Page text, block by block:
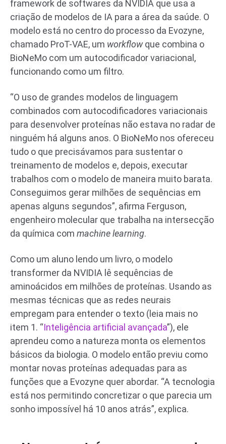
framework de softwares da NVIDIA que usa a
criação de modelos de IA para a área da saúde. O
modelo está no centro do processo da Evozyne,
chamado ProT-VAE, um workflowque combina o
BioNeMo com um autocodificador variacional,
funcionando como um filtro.
“O uso de grandes modelos de linguagem
combinados com autocodificadores variacionais
para desenvolver proteínas não estava no radar de
ninguém há alguns anos. O BioNeMo nos ofereceu
tudo o que precisávamos para sustentar o
treinamento de modelos e, depois, executar
trabalhos com o modelo de maneira muito barata.
Conseguimos gerar milhões de sequências em
apenas alguns segundos”, afirma Ferguson,
engenheiro molecular que trabalha na intersecção
da química com machine learning.
Como um aluno lendo um livro, o modelo
transformer da NVIDIA lê sequências de
aminoácidos em milhões de proteínas. Usando as
mesmas técnicas que as redes neurais
empregam para entender o texto (leia mais no
item 1. “Inteligência artificial avançada”), ele
aprendeu como a natureza monta os elementos
básicos da biologia. O modelo então previu como
montar novas proteínas adequadas para as
funções que a Evozyne quer abordar. “A tecnologia
está nos permitindo concretizar o que parecia um
sonho impossível há 10 anos atrás”, explica.